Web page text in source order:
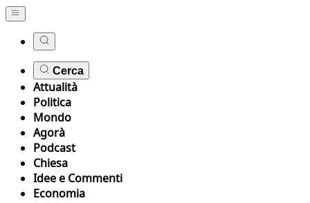
Cerca
Attualità
Politica
Mondo
Agorà
Podcast
Chiesa
Idee e Commenti
Economia